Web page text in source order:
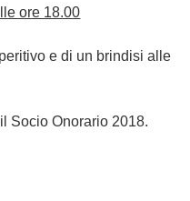
ore 18.00
e di un brindisi alle
Socio Onorario 2018.